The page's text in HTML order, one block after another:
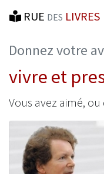
RUE DES LIVRES
Donnez votre
vivre et
Vous avez aimé, ou